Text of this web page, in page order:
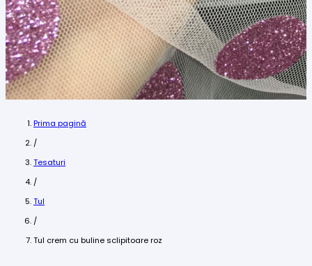
Prima pagină
/
Tesaturi
/
Tul
/
Tul crem cu buline sclipitoare roz